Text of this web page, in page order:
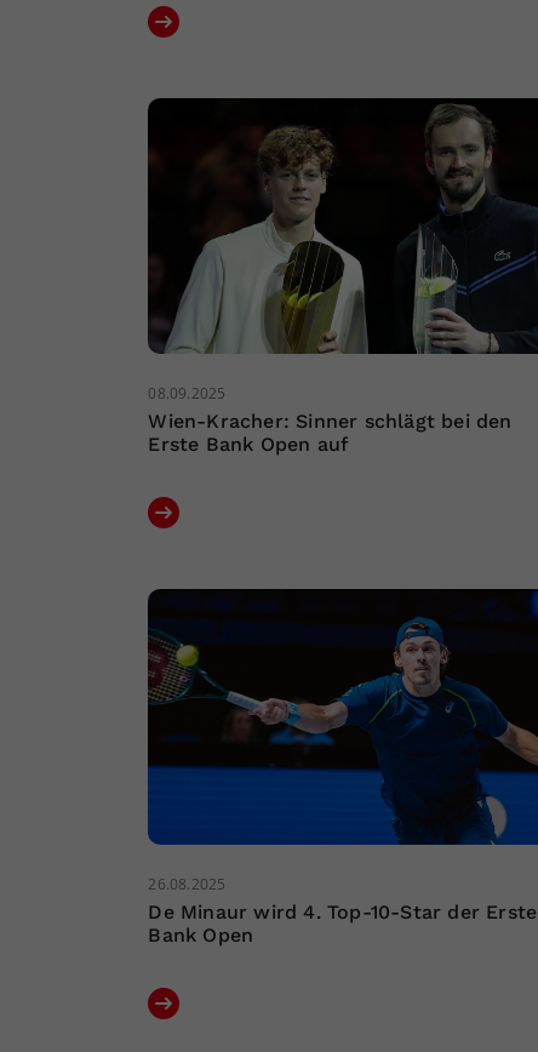
08.09.2025
Wien-Kracher: Sinner schlägt bei den
Erste Bank Open auf
26.08.2025
De Minaur wird 4. Top-10-Star der Erste
Bank Open